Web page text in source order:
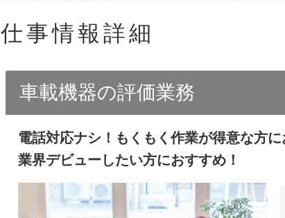
仕事情報詳細
車載機器の評価業務
電話対応ナシ！もくもく作業が得意な方
業界デビューしたい方におすすめ！